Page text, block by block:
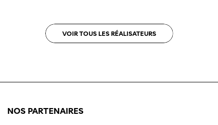
VOIR TOUS LES RÉALISATEURS
NOS PARTENAIRES